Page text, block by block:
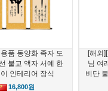
법의
원
품 동양화 족자 도
불교 액자 서예 한
인테리어 장식
16,800원
[해외
님 여
비단